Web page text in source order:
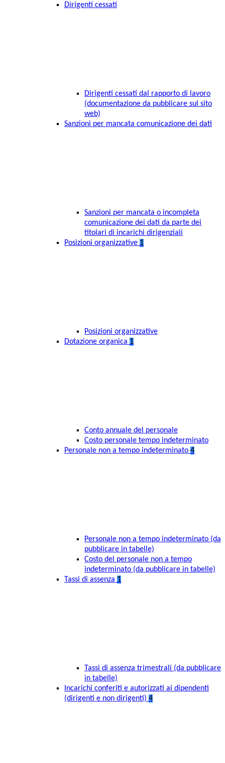
Dirigenti cessati
Dirigenti cessati dal rapporto di lavoro
(documentazione da pubblicare sul sito
web)
Sanzioni per mancata comunicazione dei dati
Sanzioni per mancata o incompleta
comunicazione dei dati da parte dei
titolari di incarichi dirigenziali
Posizioni organizzative 1
Posizioni organizzative
Dotazione organica 1
Conto annuale del personale
Costo personale tempo indeterminato
Personale non a tempo indeterminato 4
Personale non a tempo indeterminato (da
pubblicare in tabelle)
Costo del personale non a tempo
indeterminato (da pubblicare in tabelle)
Tassi di assenza 1
Tassi di assenza trimestrali (da pubblicare
in tabelle)
Incarichi conferiti e autorizzati ai dipendenti
(dirigenti e non dirigenti) 4